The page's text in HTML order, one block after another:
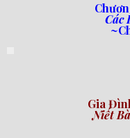
Các
Gia
Niết